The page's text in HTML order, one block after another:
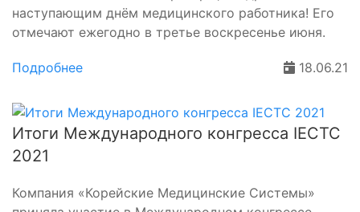
наступающим днём медицинского работника! Его
отмечают ежегодно в третье воскресенье июня.
Подробнее 18.06.21
Итоги Международного конгресса IECTC
2021
Компания «Корейские Медицинские Системы»